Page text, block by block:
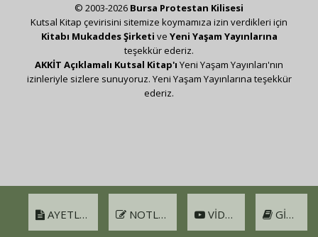
AYETLER NOTLAR VIDEO GIRIŞ
© 2003-2026 Bursa Protestan Kilisesi
Kutsal Kitap çevirisini sitemize koymamıza izin verdikleri için
Kitabı Mukaddes Şirketi ve Yeni Yaşam Yayınlarına
teşekkür ederiz.
AKKİT Açıklamalı Kutsal Kitap'ı Yeni Yaşam Yayınları'nın
izinleriyle sizlere sunuyoruz. Yeni Yaşam Yayınlarına teşekkür
ederiz.